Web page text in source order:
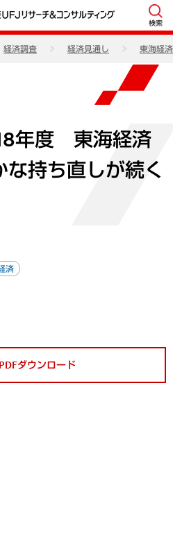
検索
経済調査 経済見通し 東海経
年度 東海経済
な持ち直しが続く
済
ダウンロード